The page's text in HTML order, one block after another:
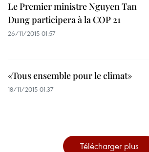
Le Premier ministre Nguyen Tan
Dung participera à la C​OP 21
26/11/2015 01:57
«Tous ensemble pour le climat»
18/11/2015 01:37
Télécharger plus